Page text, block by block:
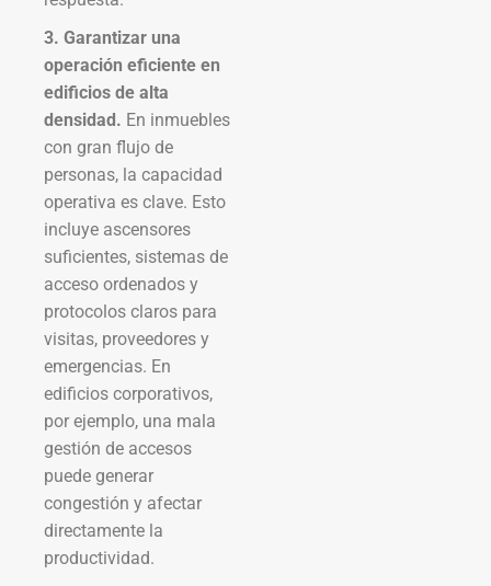
3. Garantizar una
operación eficiente en
edificios de alta
densidad. En inmuebles
con gran flujo de
personas, la capacidad
operativa es clave. Esto
incluye ascensores
suficientes, sistemas de
acceso ordenados y
protocolos claros para
visitas, proveedores y
emergencias. En
edificios corporativos,
por ejemplo, una mala
gestión de accesos
puede generar
congestión y afectar
directamente la
productividad.